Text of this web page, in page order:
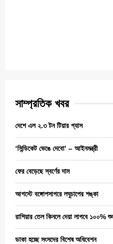
সাম্প্রতিক খবর
দেশে এল ২.৩ টন টিয়ার গ্যাস
‘সিন্ডিকেট ভেঙে দেবো’ – আইনমন্ত্রী
ফের বেড়েছে স্বর্ণের দাম
আগস্টে বঙ্গোপসাগরে লঘুচাপের শঙ্কা
রাশিয়ার তেল কিনলে দেয়া লাগবে ১০০%
ডাকা হচ্ছে সংসদের বিশেষ অধিবেশন